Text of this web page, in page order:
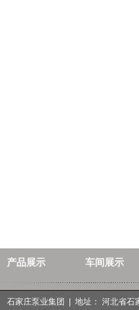
产品展示 车间展示
石家庄泵业集团 | 地址： 河北省石